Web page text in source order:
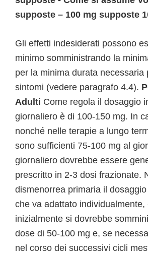
supposte – 100 mg supposte
Gli effetti indesiderati possono
minimo somministrando la
per la minima durata necessaria
sintomi (vedere paragrafo 4.4).
Adulti Come regola il dosaggio
giornaliero è di 100-150 mg. In
nonché nelle terapie a lungo
sono sufficienti 75-100 mg al
giornaliero dovrebbe essere
prescritto in 2-3 dosi frazionate.
dismenorrea primaria il
che va adattato individualmente,
inizialmente si dovrebbe
dose di 50-100 mg e, se
nel corso dei successivi cicli